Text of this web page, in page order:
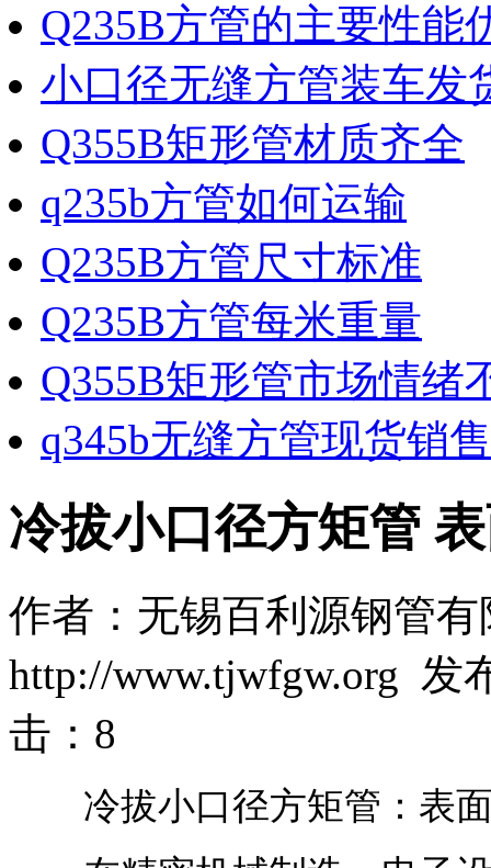
Q235B方管的主要性能
小口径无缝方管装车发
Q355B矩形管材质齐全
q235b方管如何运输
Q235B方管尺寸标准
Q235B方管每米重量
Q355B矩形管市场情绪
q345b无缝方管现货销售
冷拔小口径方矩管
作者：无锡百利源钢管
http://www.tjwfgw.org 发
击： 8
冷拔小口径方矩管：表面